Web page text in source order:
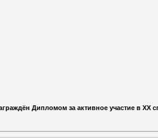
Дипломом за активное участие в XX